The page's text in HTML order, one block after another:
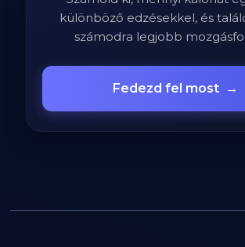
különböző edzésekkel, és
számodra legjobb
Fedezd fel most →